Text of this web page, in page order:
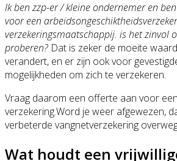
Ik ben zzp-er / kleine ondernemer en
voor een
verzekeringsmaatschappij. is het zinvol
proberen? Dat is zeker de moeite
verandert, en er zijn ook voor
mogelijkheden om zich te verzekeren.
Vraag daarom een offerte aan voor
verzekering.Word je weer afgewezen,
verbeterde vangnetverzekering
Wat houdt een